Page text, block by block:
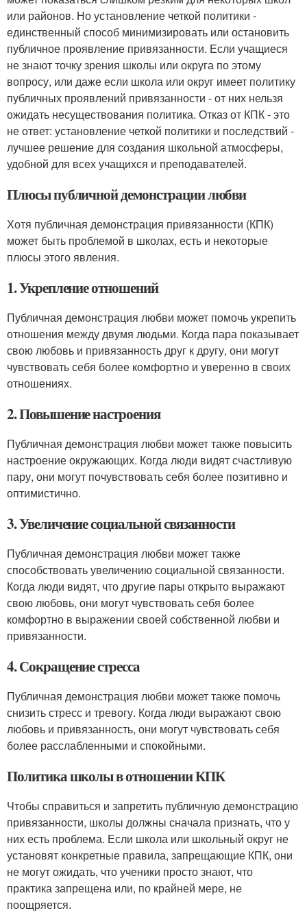
или районов. Но установление четкой политики -
единственный способ минимизировать или остановить
публичное проявление привязанности. Если учащиеся
не знают точку зрения школы или округа по этому
вопросу, или даже если школа или округ имеет политику
публичных проявлений привязанности - от них нельзя
ожидать несуществования политика. Отказ от КПК - это
не ответ: установление четкой политики и последствий -
лучшее решение для создания школьной атмосферы,
удобной для всех учащихся и преподавателей.
Плюсы публичной демонстрации любви
Хотя публичная демонстрация привязанности (КПК)
может быть проблемой в школах, есть и некоторые
плюсы этого явления.
1. Укрепление отношений
Публичная демонстрация любви может помочь укрепить
отношения между двумя людьми. Когда пара показывает
свою любовь и привязанность друг к другу, они могут
чувствовать себя более комфортно и уверенно в своих
отношениях.
2. Повышение настроения
Публичная демонстрация любви может также повысить
настроение окружающих. Когда люди видят счастливую
пару, они могут почувствовать себя более позитивно и
оптимистично.
3. Увеличение социальной связанности
Публичная демонстрация любви может также
способствовать увеличению социальной связанности.
Когда люди видят, что другие пары открыто выражают
свою любовь, они могут чувствовать себя более
комфортно в выражении своей собственной любви и
привязанности.
4. Сокращение стресса
Публичная демонстрация любви может также помочь
снизить стресс и тревогу. Когда люди выражают свою
любовь и привязанность, они могут чувствовать себя
более расслабленными и спокойными.
Политика школы в отношении КПК
Чтобы справиться и запретить публичную демонстрацию
привязанности, школы должны сначала признать, что у
них есть проблема. Если школа или школьный округ не
установят конкретные правила, запрещающие КПК, они
не могут ожидать, что ученики просто знают, что
практика запрещена или, по крайней мере, не
поощряется.